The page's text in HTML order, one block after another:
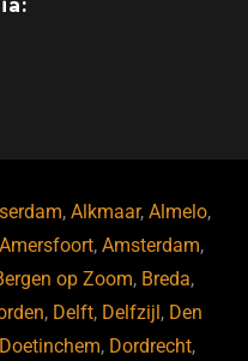
,Alkmaar,Almelo,
Amersfoort,Amsterdam,
op Zoom, Breda,
, Delft, Delfzijl , Den
Doetinchem, Dordrecht,